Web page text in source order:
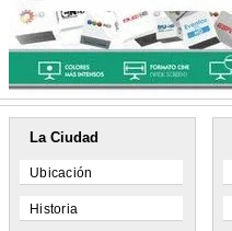
La Ciudad
Ubicación
Historia